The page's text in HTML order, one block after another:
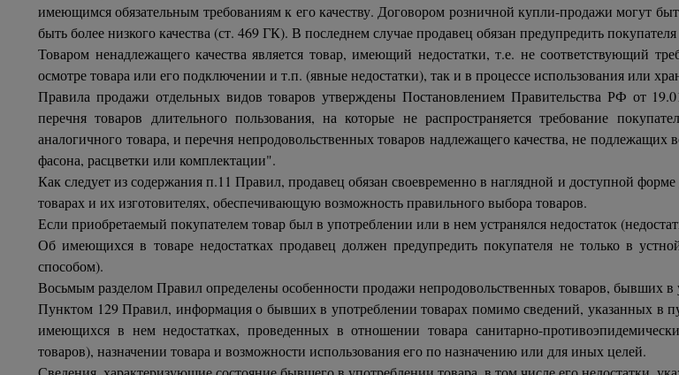
имеющимся обязательным требованиям к его качеству. Договором розничной купли-продажи могут
быть более низкого качества (ст. 469 ГК). В последнем случае продавец обязан предупредить
Товаром ненадлежащего качества является товар, имеющий недостатки, т.е. не соответствующий
осмотре товара или его подключении и т.п. (явные недостатки), так и в процессе использования или
Правила продажи отдельных видов товаров утверждены Постановлением Правительства РФ от
перечня товаров длительного пользования, на которые не распространяется требование
аналогичного товара, и перечня непродовольственных товаров надлежащего качества, не
фасона, расцветки или комплектации".
Как следует из содержания п.11 Правил, продавец обязан своевременно в наглядной и доступной
товарах и их изготовителях, обеспечивающую возможность правильного выбора товаров.
Если приобретаемый покупателем товар был в употреблении или в нем устранялся недостаток
Об имеющихся в товаре недостатках продавец должен предупредить покупателя не только в
способом).
Восьмым разделом Правил определены особенности продажи непродовольственных товаров, бывших в
Пунктом 129 Правил, информация о бывших в употреблении товарах помимо сведений, указанных в
имеющихся в нем недостатках, проведенных в отношении товара санитарно-
товаров), назначении товара и возможности использования его по назначению или для иных целей.